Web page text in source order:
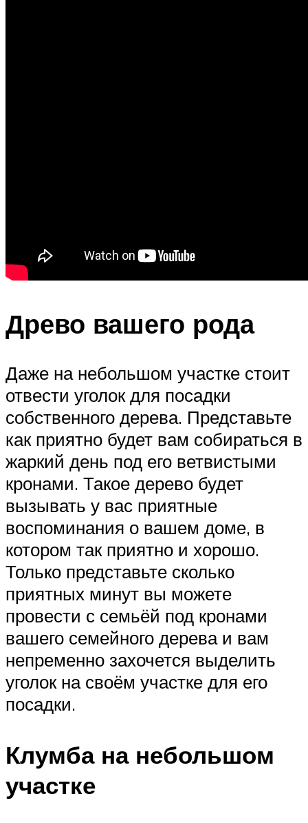
Древо вашего рода
Даже на небольшом участке стоит
отвести уголок для посадки
собственного дерева. Представьте
как приятно будет вам собираться в
жаркий день под его ветвистыми
кронами. Такое дерево будет
вызывать у вас приятные
воспоминания о вашем доме, в
котором так приятно и хорошо.
Только представьте сколько
приятных минут вы можете
провести с семьёй под кронами
вашего семейного дерева и вам
непременно захочется выделить
уголок на своём участке для его
посадки.
Клумба на небольшом
участке